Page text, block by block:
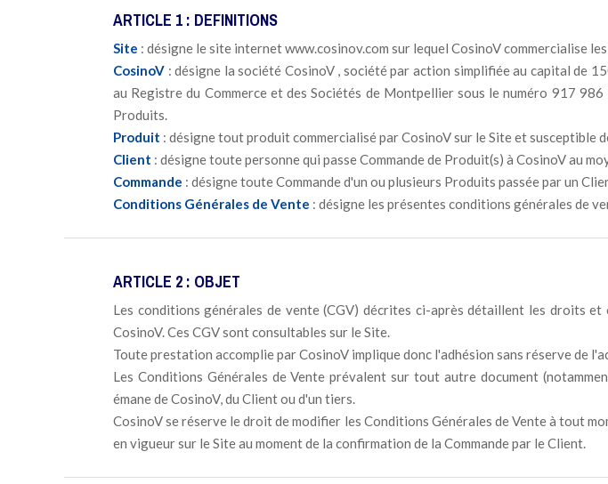
ARTICLE 1 : DEFINITIONS
Site : désigne le site internet www.cosinov.com sur lequel CosinoV commercialise
CosinoV : désigne la société CosinoV , société par action simplifiée au capital de
au Registre du Commerce et des Sociétés de Montpellier sous le numéro 917
Produits.
Produit : désigne tout produit commercialisé par CosinoV sur le Site et susceptible
Client : désigne toute personne qui passe Commande de Produit(s) à CosinoV au
Commande : désigne toute Commande d'un ou plusieurs Produits passée par un
Conditions Générales de Vente : désigne les présentes conditions générales de
ARTICLE 2 : OBJET
Les conditions générales de vente (CGV) décrites ci-après détaillent les droits
CosinoV. Ces CGV sont consultables sur le Site.
Toute prestation accomplie par CosinoV implique donc l'adhésion sans réserve de
Les Conditions Générales de Vente prévalent sur tout autre document
émane de CosinoV, du Client ou d'un tiers.
CosinoV se réserve le droit de modifier les Conditions Générales de Vente à tout
en vigueur sur le Site au moment de la confirmation de la Commande par le Client.